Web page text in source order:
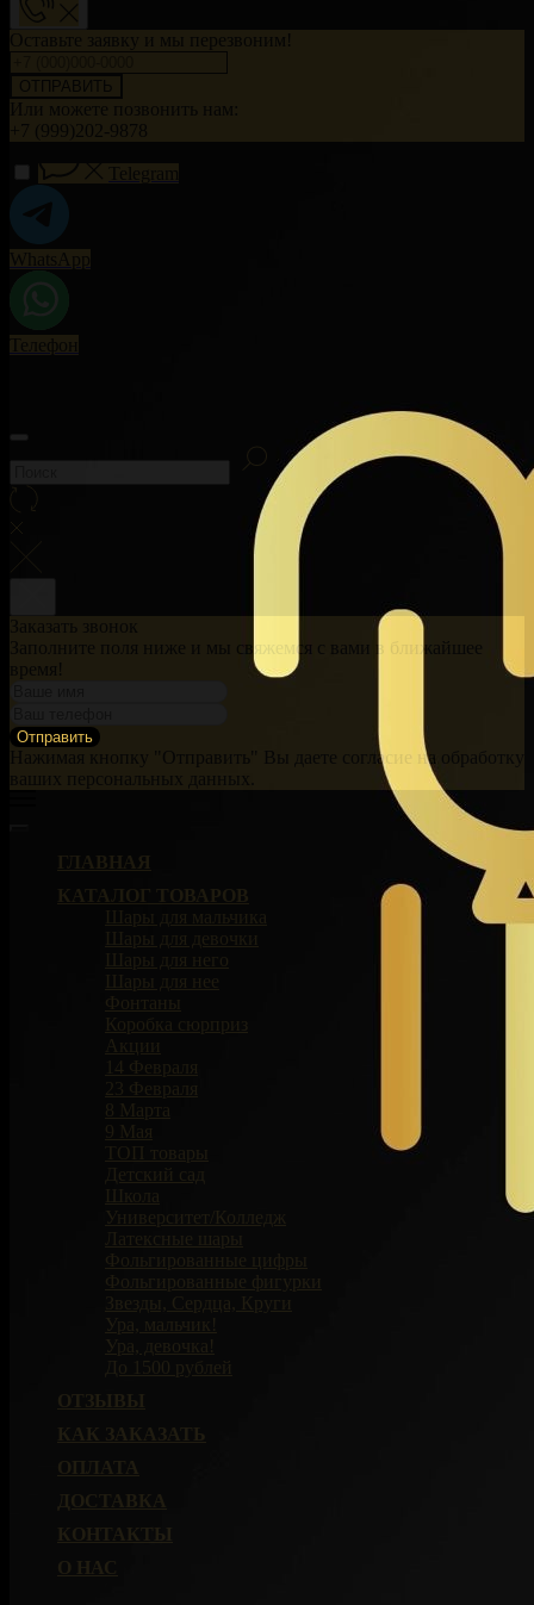
Оставьте заявку и мы перезвоним!
ОТПРАВИТЬ
Или можете позвонить нам:
+7 (999)202-9878
Telegram
WhatsApp
Телефон
Заказать звонок
Заполните поля ниже и мы свяжемся с вами в ближайшее
время!
Отправить
Нажимая кнопку "Отправить" Вы даете согласие на обработку
ваших персональных данных.
ГЛАВНАЯ
КАТАЛОГ ТОВАРОВ
Шары для мальчика
Шары для девочки
Шары для него
Шары для нее
Фонтаны
Коробка сюрприз
Акции
14 Февраля
23 Февраля
8 Марта
9 Мая
ТОП товары
Детский сад
Школа
Университет/Колледж
Латексные шары
Фольгированные цифры
Фольгированные фигурки
Звезды, Сердца, Круги
Ура, мальчик!
Ура, девочка!
До 1500 рублей
ОТЗЫВЫ
КАК ЗАКАЗАТЬ
ОПЛАТА
ДОСТАВКА
КОНТАКТЫ
О НАС